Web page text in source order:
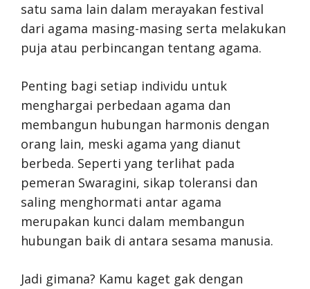
satu sama lain dalam merayakan festival
dari agama masing-masing serta melakukan
puja atau perbincangan tentang agama.
Penting bagi setiap individu untuk
menghargai perbedaan agama dan
membangun hubungan harmonis dengan
orang lain, meski agama yang dianut
berbeda. Seperti yang terlihat pada
pemeran Swaragini, sikap toleransi dan
saling menghormati antar agama
merupakan kunci dalam membangun
hubungan baik di antara sesama manusia.
Jadi gimana? Kamu kaget gak dengan